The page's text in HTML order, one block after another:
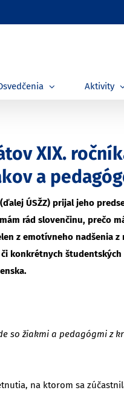
Aktivity
XIX.
a
ÚSŽZ) prijal jeho
rád slovenčinu, prečo
z emotívneho nadšenia
konkrétnych
so žiakmi a pedagógmi
na ktorom sa